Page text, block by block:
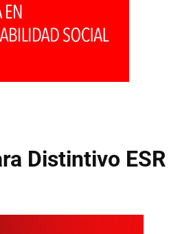
Distintivo ESR